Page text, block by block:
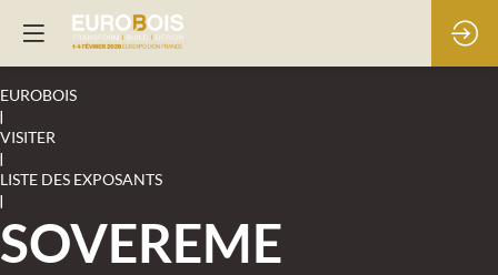
EUROBOIS
|
VISITER
|
LISTE DES EXPOSANTS
|
SOVEREME